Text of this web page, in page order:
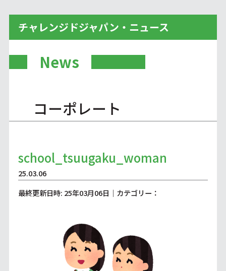
チャレンジドジャパン・ニュース
News
コーポレート
school_tsuugaku_woman
25.03.06
最終更新日時: 25年03月06日｜カテゴリー：